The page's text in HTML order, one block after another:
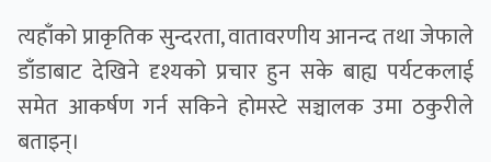
त्यहाँको प्राकृतिक सुन्दरता, वातावरणीय आनन्द तथा जेफाले
डाँडाबाट देखिने दृश्यको प्रचार हुन सके बाह्य पर्यटकलाई
समेत आकर्षण गर्न सकिने होमस्टे सञ्चालक उमा ठकुरीले
बताइन्।